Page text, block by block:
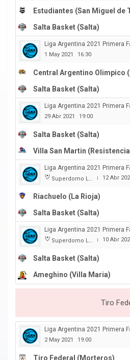
Estudiantes (San Miguel de
Salta Basket (Salta)
Liga Argentina 2021 Primera
1 May 2021 16:30
Central Argentino Olimpico
Salta Basket (Salta)
Liga Argentina 2021 Primera
29 Abr 2021 19:00
Salta Basket (Salta)
Villa San Martin
Liga Argentina 2021 Primera
Superdomo La Rioja | 12 Abr
Riachuelo (La Rioja)
Salta Basket (Salta)
Liga Argentina 2021 Primera
Superdomo La Rioja | 10 Abr
Salta Basket (Salta)
Ameghino (Villa Maria)
Tiro
Liga Argentina 2021 Primera
2 May 2021 19:00
Tiro Federal (Morteros)